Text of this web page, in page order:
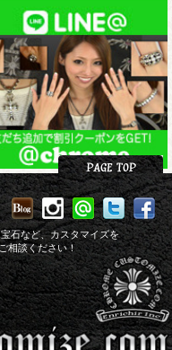
石など、カスタマイズを
相談ください！